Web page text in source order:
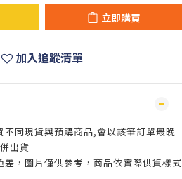
立即購買
加入追蹤清單
不同現貨與預購商品,會以該筆訂單最晚
出貨
，圖片僅供參考，商品依實際供貨樣式